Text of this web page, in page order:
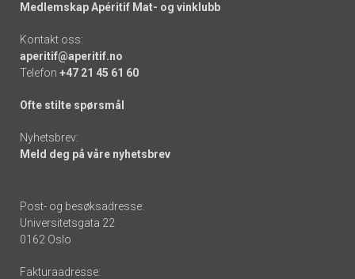
Medlemskap Apéritif Mat- og vinklubb
Kontakt oss:
aperitif@aperitif.no
Telefon +47 21 45 61 60
Ofte stilte spørsmål
Nyhetsbrev:
Meld deg på våre nyhetsbrev
Post- og besøksadresse:
Universitetsgata 22
0162 Oslo
Fakturaadresse: